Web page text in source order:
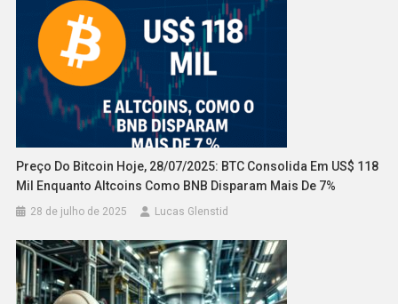
Preço Do Bitcoin Hoje, 28/07/2025: BTC Consolida Em US$ 118
Mil Enquanto Altcoins Como BNB Disparam Mais De 7%
28 de julho de 2025 Lucas Glenstid